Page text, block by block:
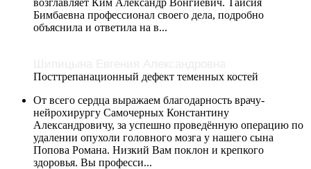
Бимбаевна профессионал своего дела, подробно
объяснила и ответила на в...
Посттрепанационный дефект теменных костей
От всего сердца выражаем благодарность врачу-
нейрохирургу Самочерных Константину
Александровичу, за успешно проведённую операцию по
удалении опухоли головного мозга у нашего сына
Попова Романа. Низкий Вам поклон и крепкого
здоровья. Вы професси...